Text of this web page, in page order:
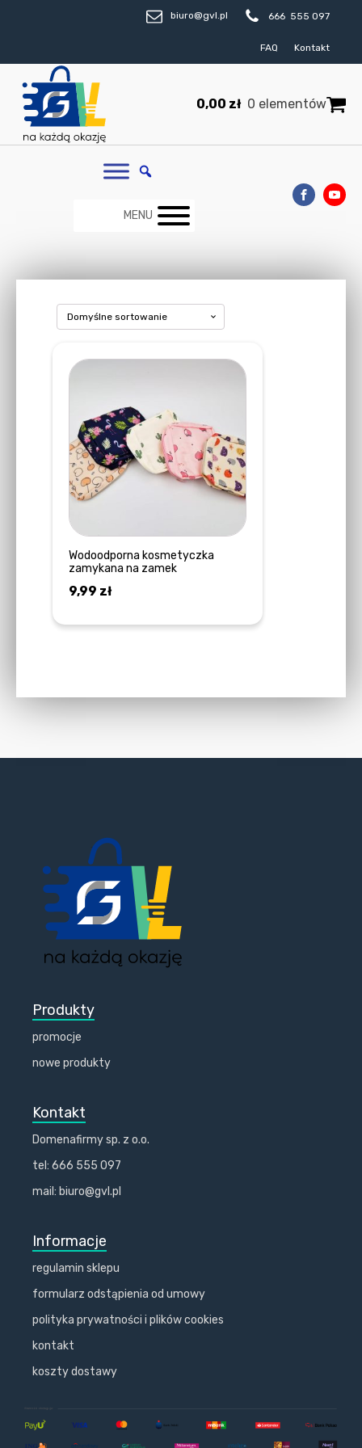
biuro@gvl.pl 666 555 097
FAQ Kontakt
0,00 zł 0 elementów
MENU
Wodoodporna kosmetyczka
zamykana na zamek
9,99 zł
Ten
wiele
wariantów.
Opcje
można
na
stronie
produktu
Produkty
promocje
nowe produkty
Kontakt
Domenafirmy sp. z o.o.
tel: 666 555 097
mail: biuro@gvl.pl
Informacje
regulamin sklepu
formularz odstąpienia od umowy
polityka prywatności i plików cookies
kontakt
koszty dostawy